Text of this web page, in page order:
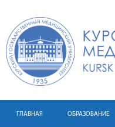
ГЛАВНАЯ ОБРАЗОВАНИЕ